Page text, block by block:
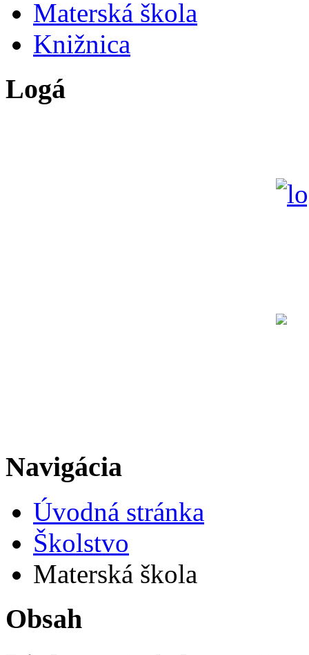
Materská škola
Knižnica
Logá
Navigácia
Úvodná stránka
Školstvo
Materská škola
Obsah